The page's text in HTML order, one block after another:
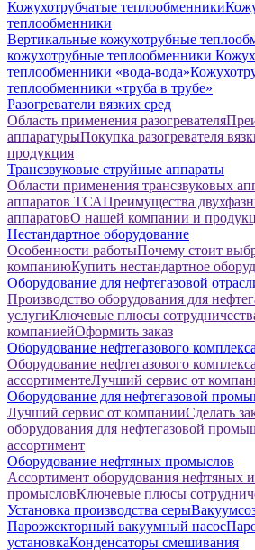
Кожухотрубчатые теплообменники
теплообменники
Вертикальные кожухотрубные
кожухотрубные теплообменники
теплообменники «вода-вода»
теплообменники «труба в трубе»
Разогреватели вязких сред
Область применения разогревателя
аппаратурыПокупка разогревателя
продукция
Трансзвуковые струйные аппараты
Области применения трансзвуковых
аппаратов ТСАПреимущества
аппаратовО нашей компании и
Нестандартное оборудование
Особенности работыПочему стоит
компаниюКупить нестандартное
Оборудование для нефтегазовой
Производство оборудования для
услугиКлючевые плюсы
компаниейОформить заказ
Оборудование нефтегазового комплекса
Оборудование нефтегазового
ассортиментеЛучший сервис от
Оборудование для нефтегазовой
Лучший сервис от компанииСделать
оборудования для нефтегазовой
ассортимент
Оборудование нефтяных промыслов
Ассортимент оборудования нефтяных
промысловКлючевые плюсы
Установка производства серы
Пароэжекторный вакуумный насос
установкаКонденсаторы смешивания